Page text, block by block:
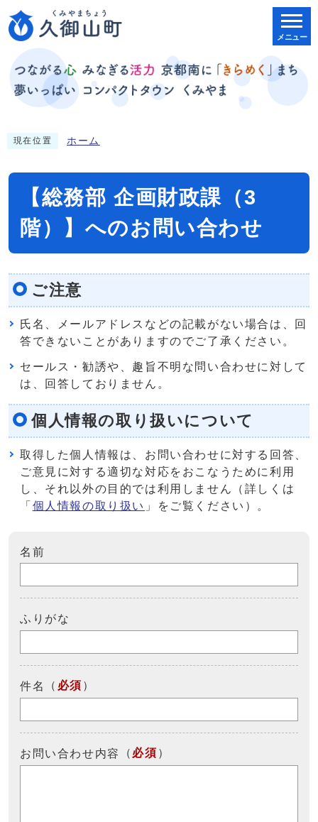
メニュー
現在位置 ホーム
【総務部 企画財政課（3
階）】へのお問い合わせ
ご注意
氏名、メールアドレスなどの記載がない場合は、回
答できないことがありますのでご了承ください。
セールス・勧誘や、趣旨不明な問い合わせに対して
は、回答しておりません。
個人情報の取り扱いについて
取得した個人情報は、お問い合わせに対する回答、
ご意見に対する適切な対応をおこなうために利用
し、それ以外の目的では利用しません（詳しくは
「 個人情報の取り扱い 」をご覧ください）。
名前
ふりがな
件名 （ 必須 ）
お問い合わせ内容 （ 必須 ）